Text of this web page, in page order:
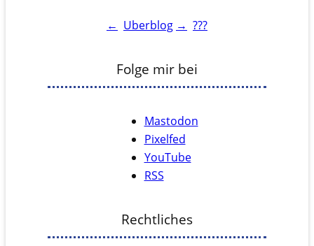
← Uberblog → ???
Folge mir bei
Mastodon
Pixelfed
YouTube
RSS
Rechtliches